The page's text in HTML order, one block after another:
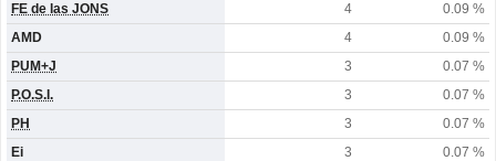
FE de las JONS
4
0.09 %
AMD
4
0.09 %
PUM+J
3
0.07 %
P.O.S.I.
3
0.07 %
PH
3
0.07 %
Ei
3
0.07 %